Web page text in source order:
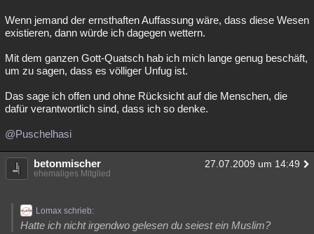
Wenn jemand der ernsthaften Auffassung wäre, dass diese Wesen
existieren, dann würde ich dagegen wettern.
Mit dem ganzen Gott-Quatsch hab ich mich lange genug beschäft,
um zu sagen, dass es völliger Unfug ist.
Das sage ich offen und ohne Rücksicht auf die Menschen, die
dafür verantwortlich sind, dass ich so denke.
@Puschelhasi
betonmischer 27.07.2009 um 14:49
ehemaliges Mitglied
Lomax schrieb:
Hatte ich nicht irgendwo gelesen du seiest ein Muslim?